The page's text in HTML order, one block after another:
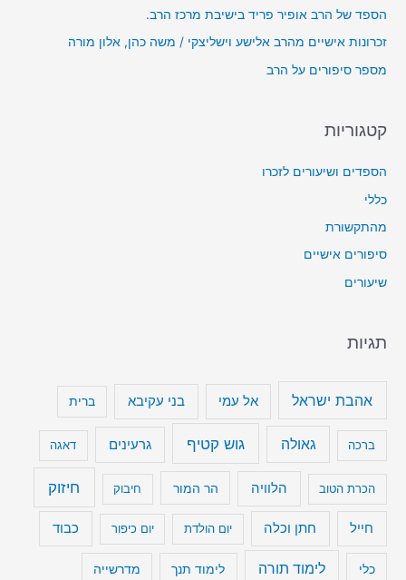
והספד של הרב אופיר פריד בישיבת מרכז הרב.
זכרונות אישיים מהרב אלישע וישליצקי / משה כהן, אלון מורה
מספר סיפורים על הרב
קטגוריות
הספדים ושיעורים לזכרו
כללי
מהתקשורת
סיפורים אישיים
שיעורים
תגיות
אהבת ישראל אל עמי בני עקיבא ברית
ברכה גאולה גוש קטיף גרעינים דאגה
הכרת הטוב הלוויה הר המור חיבוק חיזוק
חייל חתן וכלה יום הולדת יום כיפור כבוד
כלי לימוד תורה לימוד תנך מדרשייה